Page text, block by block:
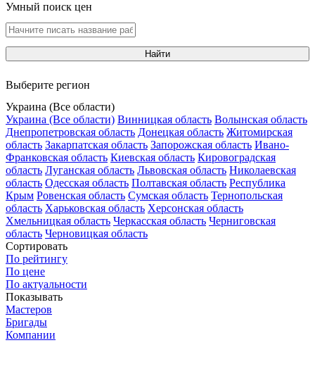
Умный поиск цен
Найти
Выберите регион
Украина (Все области)
Украина (Все области) Винницкая область Волынская область
Днепропетровская область Донецкая область Житомирская
область Закарпатская область Запорожская область Ивано-
Франковская область Киевская область Кировоградская
область Луганская область Львовская область Николаевская
область Одесская область Полтавская область Республика
Крым Ровенская область Сумская область Тернопольская
область Харьковская область Херсонская область
Хмельницкая область Черкасская область Черниговская
область Черновицкая область
Сортировать
По рейтингу
По цене
По актуальности
Показывать
Мастеров
Бригады
Компании